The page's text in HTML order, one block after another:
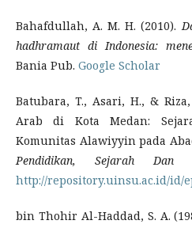
Bahafdullah, A. M. H. (2010).
hadhramaut di Indonesia:
Bania Pub. Google Scholar
Batubara, T., Asari, H., &
Arab di Kota Medan:
Komunitas Alawiyyin pada
Pendidikan, Sejarah Dan
http://repository.uinsu.ac.id/id/
bin Thohir Al-Haddad, S. A.